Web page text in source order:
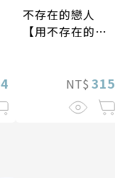
不存在的戀人
【用不存在的
NT$ 315